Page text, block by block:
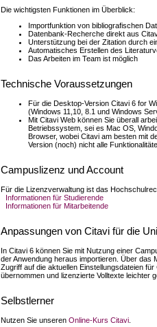
Die wichtigsten Funktionen im Überblick:
Importfunktion von bibliografischen
Datenbank-Recherche direkt aus
Unterstützung bei der Zitation durch
Automatisches Erstellen des
Das Arbeiten im Team ist möglich
Technische Voraussetzungen
Für die Desktop-Version Citavi 6 for
(Windows 11,10, 8.1 und Windows
Mit Citavi Web können Sie überall
Betriebssystem, sei es Mac OS,
Browser, wobei Citavi am besten mit
Version (noch) nicht alle
Campuslizenz und Account
Für die Lizenzverwaltung ist das
Informationen für Studierende
Informationen für Mitarbeitende
Anpassungen von Citavi für die
In Citavi 6 können Sie mit Nutzung einer
der Anwendung heraus importieren. Über das
Zugriff auf die aktuellen Einstellungsdateien
übernommen und lizenzierte Volltexte leichter
Selbstlerner
Nutzen Sie unseren Online-Kurs Citavi